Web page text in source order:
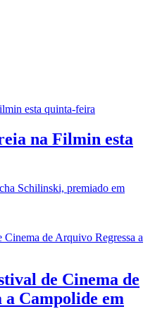
na Filmin esta
Schilinski, premiado em
de Cinema de
a Campolide em